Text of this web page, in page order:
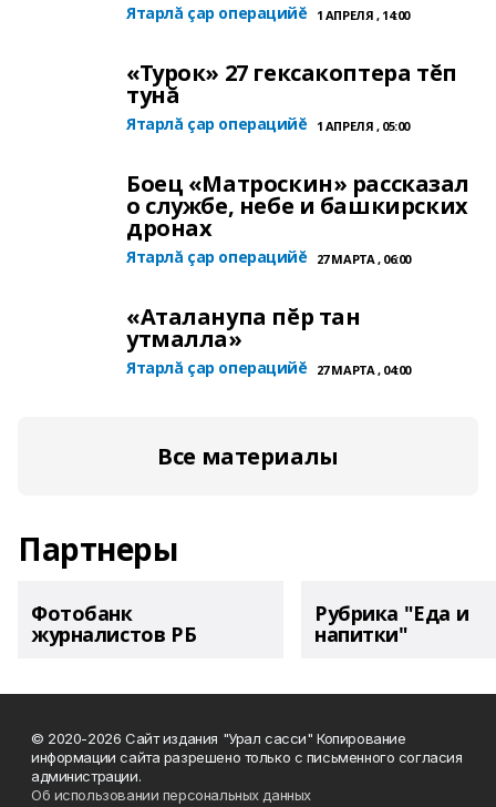
Ятарлă çар операцийĕ 1 АПРЕЛЯ , 14:00
«Турок» 27 гексакоптера тĕп
тунă
Ятарлă çар операцийĕ 1 АПРЕЛЯ , 05:00
Боец «Матроскин» рассказал
о службе, небе и башкирских
дронах
Ятарлă çар операцийĕ 27 МАРТА , 06:00
«Аталанупа пĕр тан
утмалла»
Ятарлă çар операцийĕ 27 МАРТА , 04:00
Все материалы
Партнеры
Фотобанк
журналистов РБ
Рубрика "Еда и
напитки"
© 2020-2026 Сайт издания "Урал сасси" Копирование
информации сайта разрешено только с письменного согласия
администрации.
Об использовании персональных данных